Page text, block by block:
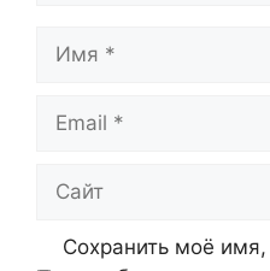
Имя
Email
Сайт
Сохранить моё